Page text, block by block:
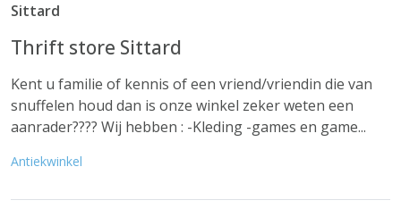
Sittard
Thrift store Sittard
Kent u familie of kennis of een vriend/vriendin die van
snuffelen houd dan is onze winkel zeker weten een
aanrader???? Wij hebben : -Kleding -games en game...
Antiekwinkel